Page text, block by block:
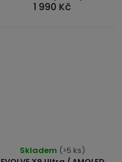
hvězdiček.
1 990 Kč
Skladem (>5 ks)